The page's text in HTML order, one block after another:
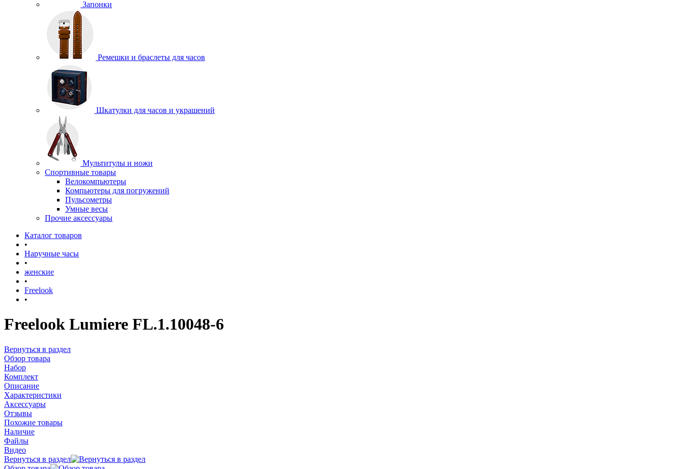
Запонки
Ремешки и браслеты для часов
Шкатулки для часов и украшений
Мультитулы и ножи
Спортивные товары
Велокомпьютеры
Компьютеры для погружений
Пульсометры
Умные весы
Прочие аксессуары
Каталог товаров
•
Наручные часы
•
женские
•
Freelook
•
Freelook Lumiere FL.1.10048-6
Вернуться в раздел
Обзор товара
Набор
Комплект
Описание
Характеристики
Аксессуары
Отзывы
Похожие товары
Наличие
Файлы
Видео
Вернуться в раздел